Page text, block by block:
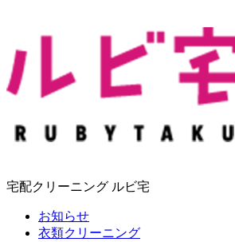
宅配クリーニング ルビ宅
お知らせ
衣類クリーニング